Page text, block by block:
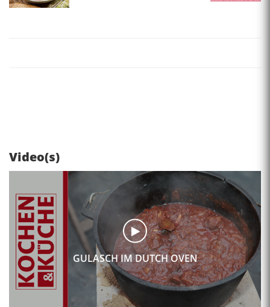
Video(s)
GULASCH IM DUTCH OVEN